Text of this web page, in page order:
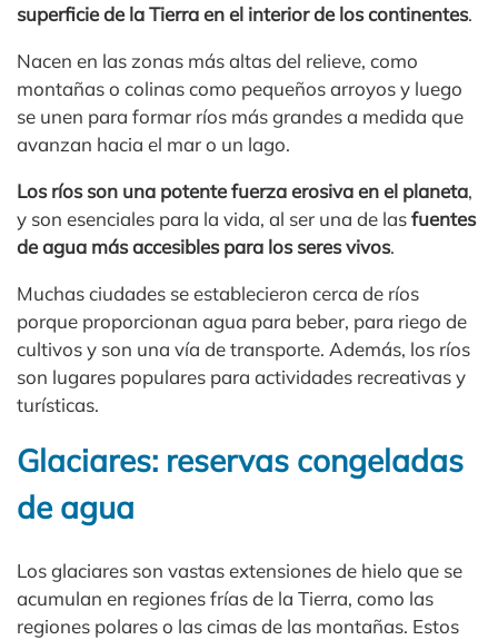
superficie de la Tierra en el interior de los continentes.
Nacen en las zonas más altas del relieve, como
montañas o colinas como pequeños arroyos y luego
se unen para formar ríos más grandes a medida que
avanzan hacia el mar o un lago.
Los ríos son una potente fuerza erosiva en el planeta,
y son esenciales para la vida, al ser una de lasfuentes
de agua más accesibles para los seres vivos.
Muchas ciudades se establecieron cerca de ríos
porque proporcionan agua para beber, para riego de
cultivos y son una vía de transporte. Además, los ríos
son lugares populares para actividades recreativas y
turísticas.
Glaciares: reservas congeladas
de agua
Los glaciares son vastas extensiones de hielo que se
acumulan en regiones frías de la Tierra, como las
regiones polares o las cimas de las montañas. Estos